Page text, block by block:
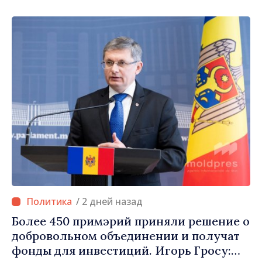
правильном направлении»
/ 2 дней назад
Более 450 примэрий приняли решение о
добровольном объединении и получат
фонды для инвестиций. Игорь Гросу: